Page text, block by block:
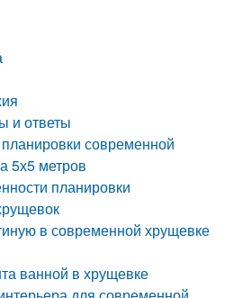
и ответы
современной
5х5 метров
планировки
в современной хрущевке
ванной в хрущевке